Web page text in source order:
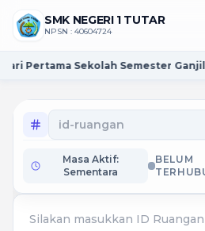
SMK NEGERI 1 TUTAR
NPSN : 40604724
Pertama Sekolah Semester Ganjil
Masa Aktif:
Sementara
BELUM